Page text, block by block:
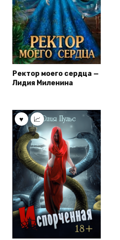
Ректор моего сердца —
Лидия Миленина